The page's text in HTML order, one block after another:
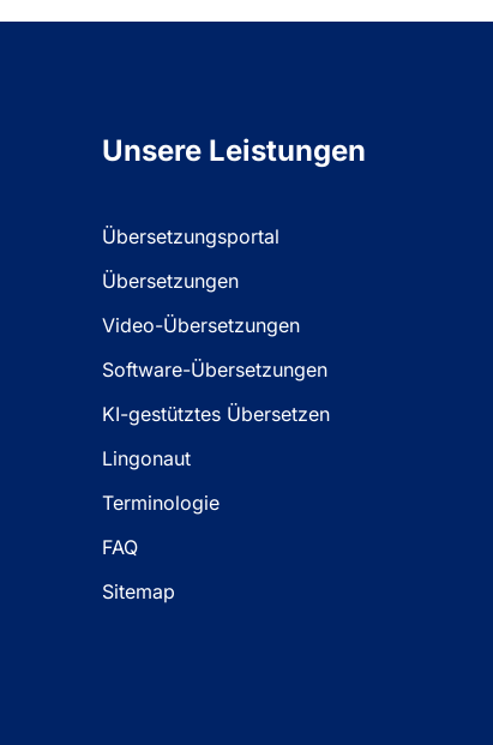
Unsere Leistungen
Übersetzungsportal
Übersetzungen
Video-Übersetzungen
Software-Übersetzungen
KI-gestütztes Übersetzen
Lingonaut
Terminologie
FAQ
Sitemap